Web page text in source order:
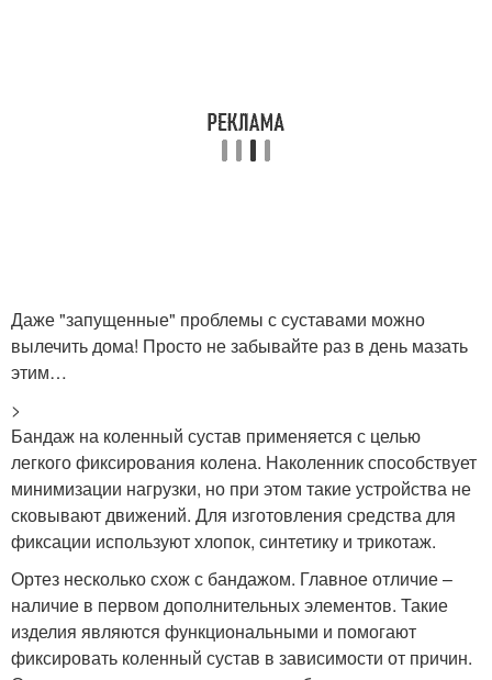
Даже "запущенные" проблемы с суставами можно
вылечить дома! Просто не забывайте раз в день мазать
этим…
>
Бандаж на коленный сустав применяется с целью
легкого фиксирования колена. Наколенник способствует
минимизации нагрузки, но при этом такие устройства не
сковывают движений. Для изготовления средства для
фиксации используют хлопок, синтетику и трикотаж.
Ортез несколько схож с бандажом. Главное отличие –
наличие в первом дополнительных элементов. Такие
изделия являются функциональными и помогают
фиксировать коленный сустав в зависимости от причин.